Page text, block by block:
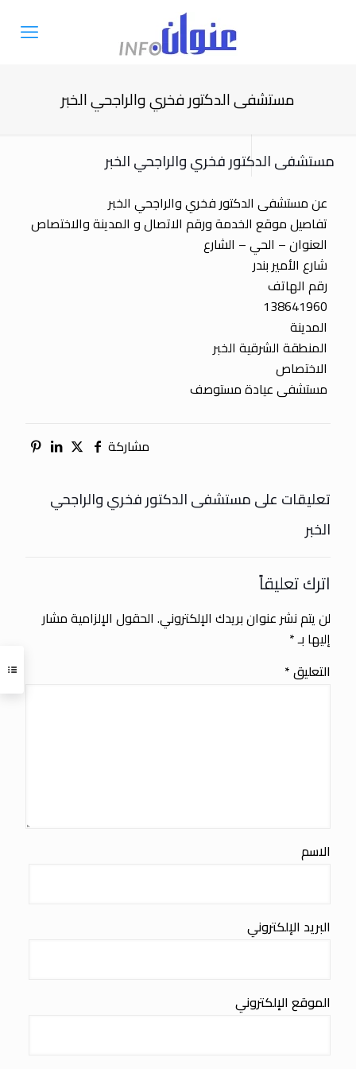
مستشفى الدكتور فخري والراجحي الخبر
مستشفى الدكتور فخري والراجحي الخبر
عن مستشفى الدكتور فخري والراجحي الخبر
تفاصيل موقع الخدمة ورقم الاتصال و المدينة والاختصاص
العنوان – الحي – الشارع
شارع الأمير بندر
رقم الهاتف
138641960
المدينة
المنطقة الشرقية الخبر
الاختصاص
مستشفى عيادة مستوصف
مشاركة
تعليقات على مستشفى الدكتور فخري والراجحي
الخبر
اترك تعليقاً
لن يتم نشر عنوان بريدك الإلكتروني. الحقول الإلزامية مشار
إليها بـ*
التعليق*
الاسم
البريد الإلكتروني
الموقع الإلكتروني